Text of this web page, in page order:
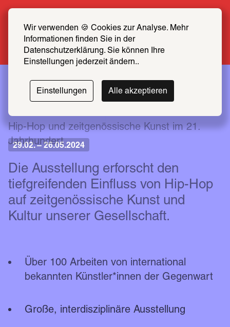
Wir verwenden 🍪 Cookies zur Analyse. Mehr
Informationen finden Sie in der
Datenschutzerklärung. Sie können Ihre
Einstellungen jederzeit ändern..
Einstellungen Alle akzeptieren
SCHIRN FREUND*IN werden
Mehr erfahren
The
Culture
29.02. – 26.05.2024
Hip-Hop und zeitgenössische Kunst im 21.
Jahrhundert
Die Ausstellung erforscht den
tiefgreifenden Einfluss von Hip-Hop
auf zeitgenössische Kunst und
Kultur unserer Gesellschaft.
Über 100 Arbeiten von international
bekannten Künstler*innen der Gegenwart
Große, interdisziplinäre Ausstellung